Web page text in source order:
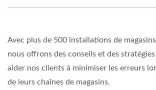
Avec plus de 500 installations de
nous offrons des conseils et des
aider nos clients à minimiser les erreurs
de leurs chaînes de magasins.